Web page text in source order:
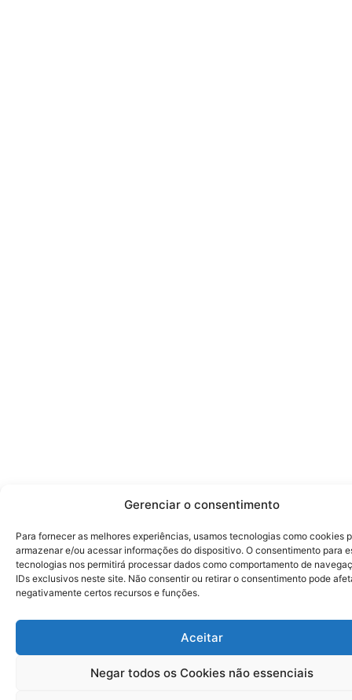
Gerenciar o consentimento
Para fornecer as melhores experiências, usamos tecnologias como cookies
armazenar e/ou acessar informações do dispositivo. O consentimento para
tecnologias nos permitirá processar dados como comportamento de
IDs exclusivos neste site. Não consentir ou retirar o consentimento pode
negativamente certos recursos e funções.
Aceitar
Negar todos os Cookies não essenciais